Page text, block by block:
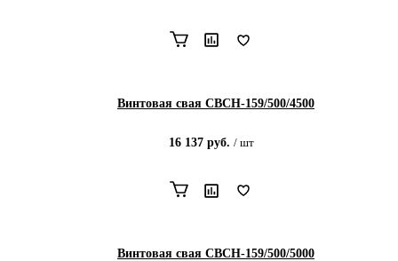
Винтовая свая СВСН-159/500/4500
16 137 руб. / шт
Винтовая свая СВСН-159/500/5000